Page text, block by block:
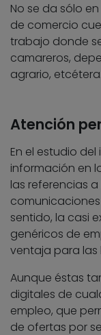
No se da sólo
de comercio
trabajo donde
camareros,
agrario, etcétera.
Atención
En el estudio
información en
las referencias
sentido, la casi
genéricos de
ventaja para
Aunque éstas
digitales de
empleo, que
de ofertas por